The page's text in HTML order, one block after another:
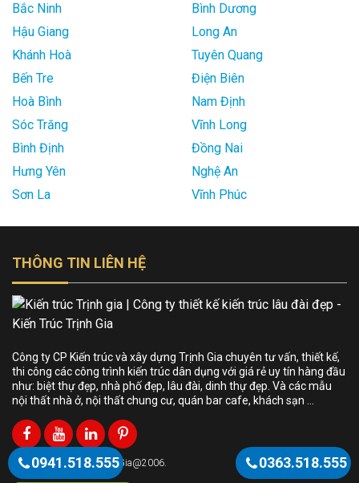
Bắc Ninh
Bình Dương
Hậu Giang
Long An
Khánh Hoà
Tuyên Quang
Bến Tre
Điện Biên
Hoà Bình
Nam Định
Sóc Trăng
Vĩnh Long
Bình Định
Đồng Nai
Hưng Yên
Nghệ An
Sơn La
Vĩnh Phúc
THÔNG TIN LIÊN HỆ
Công ty CP Kiến trúc và xây dựng Trịnh Gia chuyên tư vấn, thiết kế,
thi công các công trình kiến trúc dân dụng với giá rẻ uy tín hàng đầu
như: biệt thự đẹp, nhà phố đẹp, lâu đài, dinh thự đẹp. Và các mẫu
nội thất nhà ở, nội thất chung cư, quán bar cafe, khách sạn …
Bản quyền KientrucTrinhGia@2006.
0941.518.555 0363.518.555